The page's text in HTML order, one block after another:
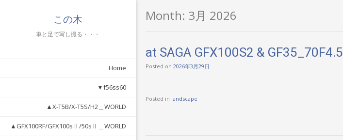
この木
車と足で写し撮る・・・
Home
▼f56ss60
▲X-T5B/X-T5S/H2＿WORLD
▲GFX100RF/GFX100sⅡ/50sⅡ＿WORLD
Month: 3月 2026
at SAGA GFX100S2 & GF35_70F4.5
Posted on 2026年3月29日
Posted in landscape